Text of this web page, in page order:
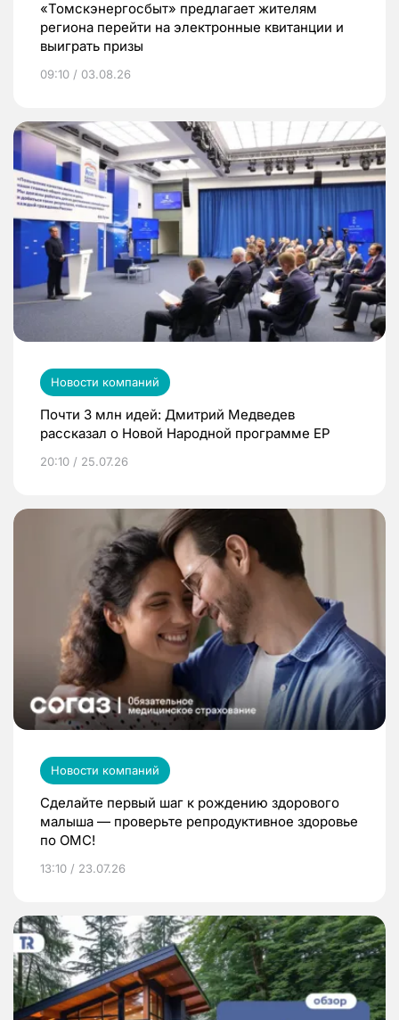
«Томскэнергосбыт» предлагает жителям
региона перейти на электронные квитанции и
выиграть призы
09:10 / 03.08.26
Новости компаний
Почти 3 млн идей: Дмитрий Медведев
рассказал о Новой Народной программе ЕР
20:10 / 25.07.26
Новости компаний
Сделайте первый шаг к рождению здорового
малыша — проверьте репродуктивное здоровье
по ОМС!
13:10 / 23.07.26